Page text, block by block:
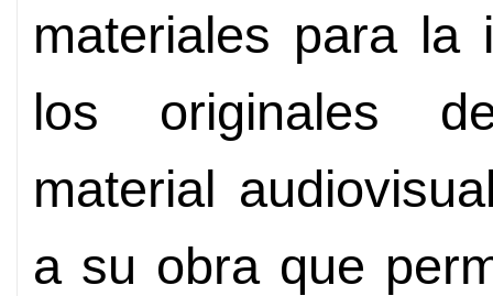
materiales para la
los originales
material
a su obra que